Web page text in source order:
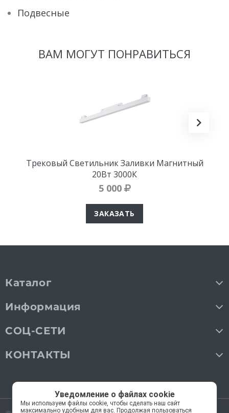
Подвесные
ВАМ МОГУТ ПОНРАВИТЬСЯ
Трековый Светильник Заливки Магнитный
20Вт 3000К
5 000
ЗАКАЗАТЬ
Каталог
Информация
СОЦ-СЕТИ
КОНТАКТЫ
Уведомление о файлах cookie
Мы используем файлы cookie, чтобы сделать наш сайт
максимально удобным для вас. Продолжая пользоваться